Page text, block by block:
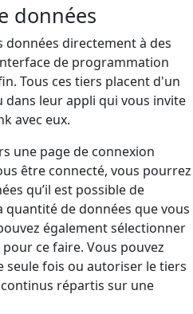
données
directement à des
de programmation
Tous ces tiers placent d'un
leur appli qui vous invite
avec eux.
une page de connexion
être connecté, vous pourrez
qu’il est possible de
de données que vous
également sélectionner
ce faire. Vous pouvez
fois ou autoriser le tiers
répartis sur une